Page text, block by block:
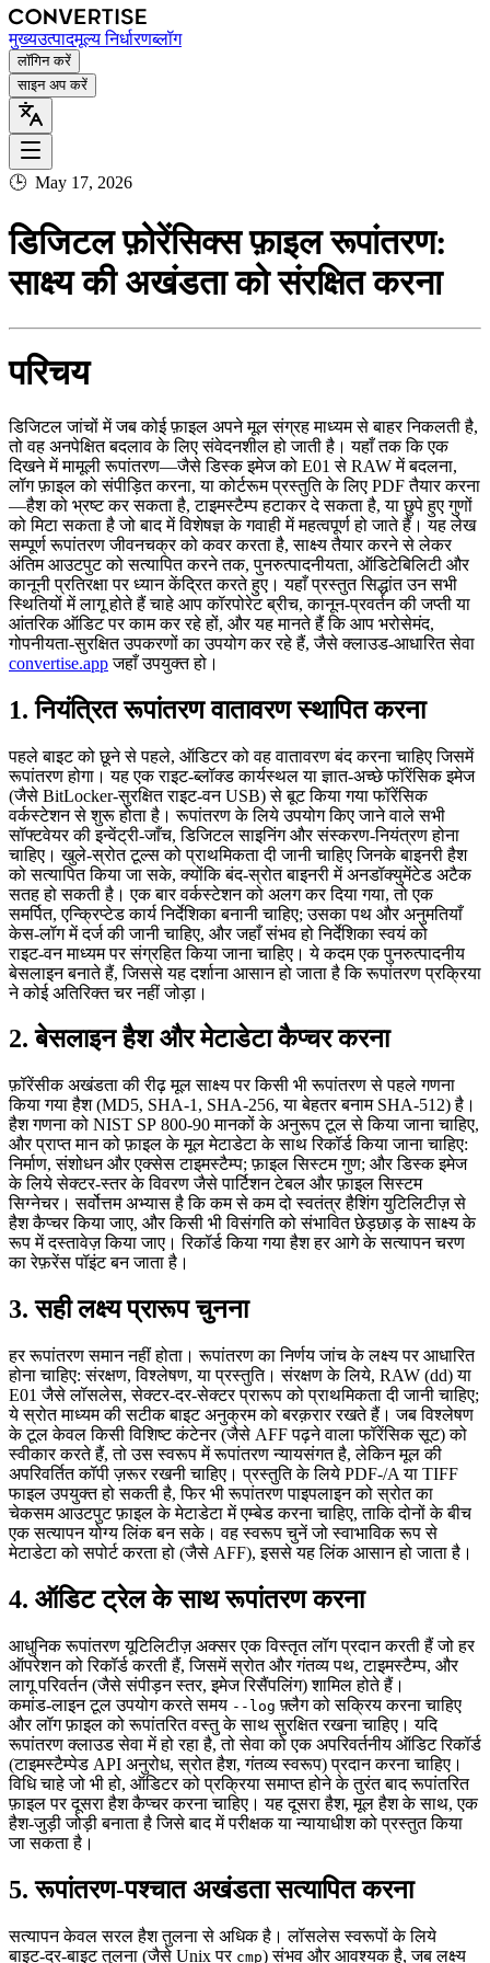
मुख्यउत्पादमूल्य निर्धारणब्लॉग
लॉगिन करें
साइन अप करें
🕒 May 17, 2026
डिजिटल फ़ोरेंसिक्स फ़ाइल रूपांतरण:
साक्ष्य की अखंडता को संरक्षित करना
परिचय
डिजिटल जांचों में जब कोई फ़ाइल अपने मूल संग्रह माध्यम से बाहर निकलती है,
तो वह अनपेक्षित बदलाव के लिए संवेदनशील हो जाती है। यहाँ तक कि एक
दिखने में मामूली रूपांतरण—जैसे डिस्क इमेज को E01 से RAW में बदलना,
लॉग फ़ाइल को संपीड़ित करना, या कोर्टरूम प्रस्तुति के लिए PDF तैयार करना
—हैश को भ्रष्ट कर सकता है, टाइमस्टैम्प हटाकर दे सकता है, या छुपे हुए गुणों
को मिटा सकता है जो बाद में विशेषज्ञ के गवाही में महत्वपूर्ण हो जाते हैं। यह लेख
सम्पूर्ण रूपांतरण जीवनचक्र को कवर करता है, साक्ष्य तैयार करने से लेकर
अंतिम आउटपुट को सत्यापित करने तक, पुनरुत्पादनीयता, ऑडिटेबिलिटी और
कानूनी प्रतिरक्षा पर ध्यान केंद्रित करते हुए। यहाँ प्रस्तुत सिद्धांत उन सभी
स्थितियों में लागू होते हैं चाहे आप कॉरपोरेट ब्रीच, कानून‑प्रवर्तन की जप्ती या
आंतरिक ऑडिट पर काम कर रहे हों, और यह मानते हैं कि आप भरोसेमंद,
गोपनीयता‑सुरक्षित उपकरणों का उपयोग कर रहे हैं, जैसे क्लाउड‑आधारित सेवा
convertise.appजहाँ उपयुक्त हो।
1. नियंत्रित रूपांतरण वातावरण स्थापित करना
पहले बाइट को छूने से पहले, ऑडिटर को वह वातावरण बंद करना चाहिए जिसमें
रूपांतरण होगा। यह एक राइट‑ब्लॉक्ड कार्यस्थल या ज्ञात‑अच्छे फॉरेंसिक इमेज
(जैसे BitLocker‑सुरक्षित राइट‑वन USB) से बूट किया गया फॉरेंसिक
वर्कस्टेशन से शुरू होता है। रूपांतरण के लिये उपयोग किए जाने वाले सभी
सॉफ्टवेयर की इन्वेंट्री‑जाँच, डिजिटल साइनिंग और संस्करण‑नियंत्रण होना
चाहिए। खुले‑स्रोत टूल्स को प्राथमिकता दी जानी चाहिए जिनके बाइनरी हैश
को सत्यापित किया जा सके, क्योंकि बंद‑स्रोत बाइनरी में अनडॉक्युमेंटेड अटैक
सतह हो सकती है। एक बार वर्कस्टेशन को अलग कर दिया गया, तो एक
समर्पित, एन्क्रिप्टेड कार्य निर्देशिका बनानी चाहिए; उसका पथ और अनुमतियाँ
केस‑लॉग में दर्ज की जानी चाहिए, और जहाँ संभव हो निर्देशिका स्वयं को
राइट‑वन माध्यम पर संग्रहित किया जाना चाहिए। ये कदम एक पुनरुत्पादनीय
बेसलाइन बनाते हैं, जिससे यह दर्शाना आसान हो जाता है कि रूपांतरण प्रक्रिया
ने कोई अतिरिक्त चर नहीं जोड़ा।
2. बेसलाइन हैश और मेटाडेटा कैप्चर करना
फ़ॉरेंसीक अखंडता की रीढ़ मूल साक्ष्य पर किसी भी रूपांतरण सेपहलेगणना
किया गया हैश (MD5, SHA‑1, SHA‑256, या बेहतर बनाम SHA‑512) है।
हैश गणना को NIST SP 800‑90 मानकों के अनुरूप टूल से किया जाना चाहिए,
और प्राप्त मान को फ़ाइल के मूल मेटाडेटा के साथ रिकॉर्ड किया जाना चाहिए:
निर्माण, संशोधन और एक्सेस टाइमस्टैम्प; फ़ाइल सिस्टम गुण; और डिस्क इमेज
के लिये सेक्टर‑स्तर के विवरण जैसे पार्टिशन टेबल और फ़ाइल सिस्टम
सिग्नेचर। सर्वोत्तम अभ्यास है कि कम से कम दो स्वतंत्र हैशिंग युटिलिटीज़ से
हैश कैप्चर किया जाए, और किसी भी विसंगति को संभावित छेड़छाड़ के साक्ष्य के
रूप में दस्तावेज़ किया जाए। रिकॉर्ड किया गया हैश हर आगे के सत्यापन चरण
का रेफ़रेंस पॉइंट बन जाता है।
3. सही लक्ष्य प्रारूप चुनना
हर रूपांतरण समान नहीं होता। रूपांतरण का निर्णय जांच के लक्ष्य पर आधारित
होना चाहिए: संरक्षण, विश्लेषण, या प्रस्तुति। संरक्षण के लिये, RAW (dd) या
E01 जैसे लॉसलेस, सेक्टर‑दर‑सेक्टर प्रारूप को प्राथमिकता दी जानी चाहिए;
ये स्रोत माध्यम की सटीक बाइट अनुक्रम को बरक़रार रखते हैं। जब विश्लेषण
के टूल केवल किसी विशिष्ट कंटेनर (जैसे AFF पढ़ने वाला फॉरेंसिक सूट) को
स्वीकार करते हैं, तो उस स्वरूप में रूपांतरण न्यायसंगत है, लेकिन मूल की
अपरिवर्तित कॉपी ज़रूर रखनी चाहिए। प्रस्तुति के लिये PDF‑/A या TIFF
फाइल उपयुक्त हो सकती है, फिर भी रूपांतरण पाइपलाइन को स्रोत का
चेकसम आउटपुट फ़ाइल के मेटाडेटा में एम्बेड करना चाहिए, ताकि दोनों के बीच
एक सत्यापन योग्य लिंक बन सके। वह स्वरूप चुनें जो स्वाभाविक रूप से
मेटाडेटा को सपोर्ट करता हो (जैसे AFF), इससे यह लिंक आसान हो जाता है।
4. ऑडिट ट्रेल के साथ रूपांतरण करना
आधुनिक रूपांतरण यूटिलिटीज़ अक्सर एक विस्तृत लॉग प्रदान करती हैं जो हर
ऑपरेशन को रिकॉर्ड करती हैं, जिसमें स्रोत और गंतव्य पथ, टाइमस्टैम्प, और
लागू परिवर्तन (जैसे संपीड़न स्तर, इमेज रिसैंपलिंग) शामिल होते हैं।
कमांड‑लाइन टूल उपयोग करते समय --log फ़्लैग को सक्रिय करना चाहिए
और लॉग फ़ाइल को रूपांतरित वस्तु के साथ सुरक्षित रखना चाहिए। यदि
रूपांतरण क्लाउड सेवा में हो रहा है, तो सेवा को एक अपरिवर्तनीय ऑडिट रिकॉर्ड
(टाइमस्टैम्पेड API अनुरोध, स्रोत हैश, गंतव्य स्वरूप) प्रदान करना चाहिए।
विधि चाहे जो भी हो, ऑडिटर को प्रक्रिया समाप्त होने के तुरंत बाद रूपांतरित
फ़ाइल पर दूसरा हैश कैप्चर करना चाहिए। यह दूसरा हैश, मूल हैश के साथ, एक
हैश‑जुड़ी जोड़ी बनाता है जिसे बाद में परीक्षक या न्यायाधीश को प्रस्तुत किया
जा सकता है।
5. रूपांतरण‑पश्चात अखंडता सत्यापित करना
सत्यापन केवल सरल हैश तुलना से अधिक है। लॉसलेस स्वरूपों के लिये
बाइट‑दर‑बाइट तुलना (जैसे Unix पर cmp) संभव और आवश्यक है, जब लक्ष्य